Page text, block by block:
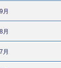
月
月
月